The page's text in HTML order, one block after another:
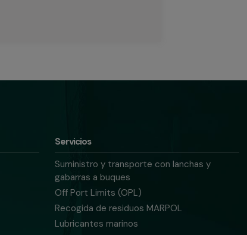
Servicios
Suministro y transporte con lanchas y
gabarras a buques
Off Port Limits (OPL)
Recogida de residuos MARPOL
Lubricantes marinos